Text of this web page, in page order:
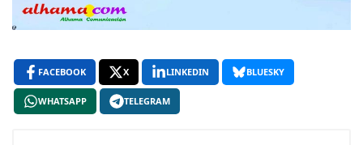
FACEBOOK X LINKEDIN BLUESKY
WHATSAPP TELEGRAM